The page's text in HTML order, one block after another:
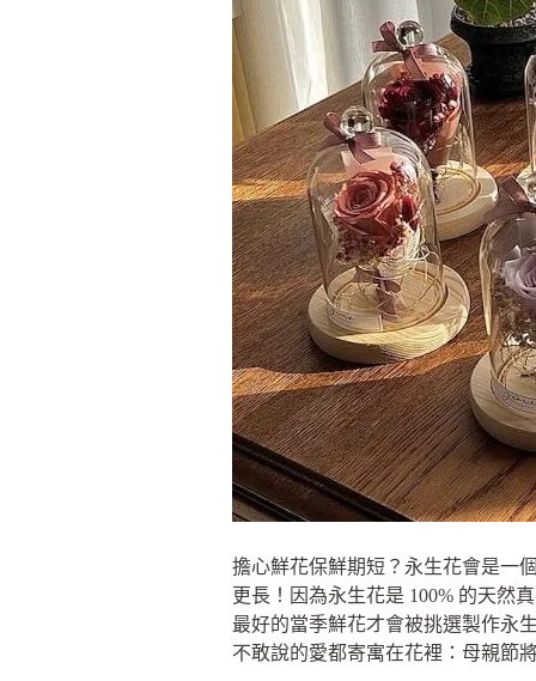
擔心鮮花保鮮期短？永生花會是一
更長！因為永生花是 100% 的天然
最好的當季鮮花才會被挑選製作永
不敢說的愛都寄寓在花裡：母親節